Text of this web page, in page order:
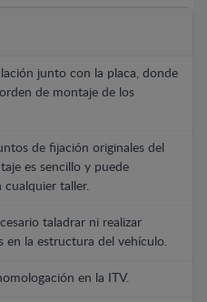
junto con la placa, donde
de montaje de los
de fijación originales del
es sencillo y puede
cualquier taller.
taladrar ni realizar
la estructura del vehículo.
en la ITV.